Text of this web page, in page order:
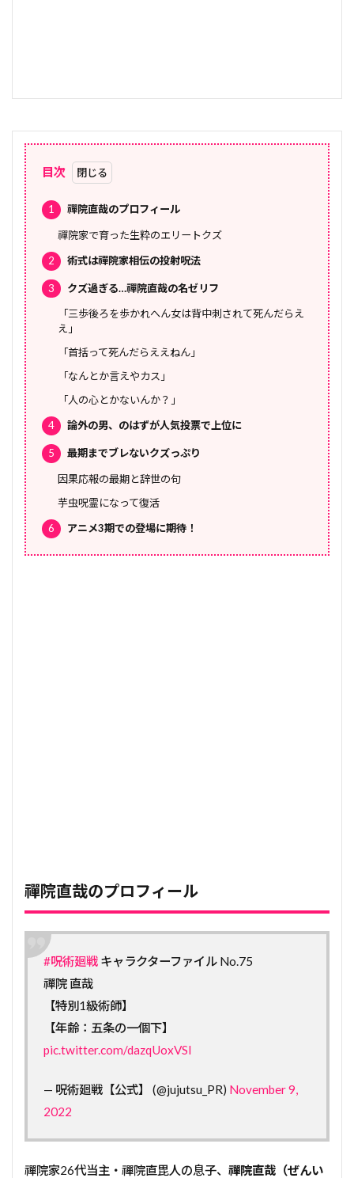
目次
1 禪院直哉のプロフィール
禪院家で育った生粋のエリートクズ
2
術式は禪院家相伝の投射呪法
3 クズ過ぎる…禪院直哉の名ゼリフ
「三歩後ろを歩かれへん女は背中刺されて死んだらえ
え」
「首括って死んだらええねん」
「なんとか言えやカス」
「人の心とかないんか？」
4
論外の男、のはずが人気投票で上位に
5 最期までブレないクズっぷり
因果応報の最期と辞世の句
芋虫呪霊になって復活
6
アニメ3期での登場に期待！
禪院直哉のプロフィール
#呪術廻戦 キャラクターファイル No.75
禪院 直哉
【特別1級術師】
【年齢：五条の一個下】
pic.twitter.com/dazqUoxVSI
— 呪術廻戦【公式】 (@jujutsu_PR) November 9,
2022
禪院家26代当主・禪院直毘人の息子、 禪院直哉（ぜんい